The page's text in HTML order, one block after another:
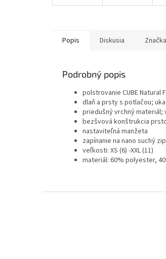
Popis Diskusia Značka
Podrobný popis
polstrovanie CUBE Natural
dlaň a prsty s potlačou;
priedušný vrchný materiál;
bezšvová konštrukcia
nastaviteľná manžeta
zapínanie na nano suchý
veľkosti: XS (6) -XXL (11)
materiál: 60% polyester,